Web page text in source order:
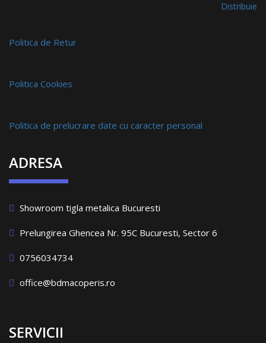
Distribuie
Politica de Retur
Politica Cookies
Politica de prelucrare date cu caracter personal
ADRESA
Showroom tigla metalica Bucuresti
Prelungirea Ghencea Nr. 95C Bucuresti, Sector 6
0756034734
office@bdmacoperis.ro
SERVICII